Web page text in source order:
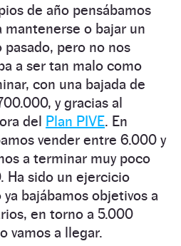
de año pensábamos
o bajar un
pero no nos
a ser tan malo como
con una bajada de
y gracias al
del Plan PIVE. En
vender entre 6.000 y
a terminar muy poco
Ha sido un ejercicio
bajábamos objetivos a
en torno a 5.000
vamos a llegar.